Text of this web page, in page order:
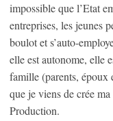
impossible que l’Etat
entreprises, les jeunes
boulot et s’auto-
elle est autonome, elle
famille (parents, époux
que je viens de crée
Production.